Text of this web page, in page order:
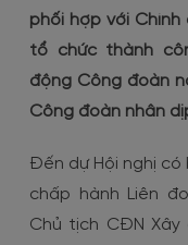
Di dời, thay đổi
Thay đồng hồ
Kiểm tra, kiểm
Tạm ngưng/Mở
Thay đổi thông
Thông tin giá nước
Đóng góp ý kiến
phối hợp với
tổ chức thành
động Công đoàn
Công đoàn nhân
Đến dự Hội nghị có
chấp hành Liên
Chủ tịch CĐN Xây